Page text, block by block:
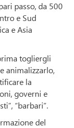
passo, da 500
e Sud
e Asia
togliergli
animalizzarlo,
la
governi e
“barbari”.
del